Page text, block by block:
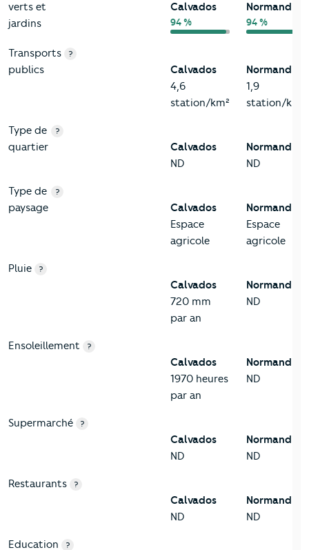
verts et
jardins
Calvados
94 %
Normandie
94 %
Transports
publics
?
Calvados
4,6
station/km²
Normandie
1,9
station/km²
Type de
quartier
?
Calvados
ND
Normandie
ND
Type de
paysage
?
Calvados
Espace
agricole
Normandie
Espace
agricole
Pluie ?
Calvados
720 mm
par an
Normandie
ND
Ensoleillement ?
Calvados
1970 heures
par an
Normandie
ND
Supermarché ?
Calvados
ND
Normandie
ND
Restaurants ?
Calvados
ND
Normandie
ND
Education ?